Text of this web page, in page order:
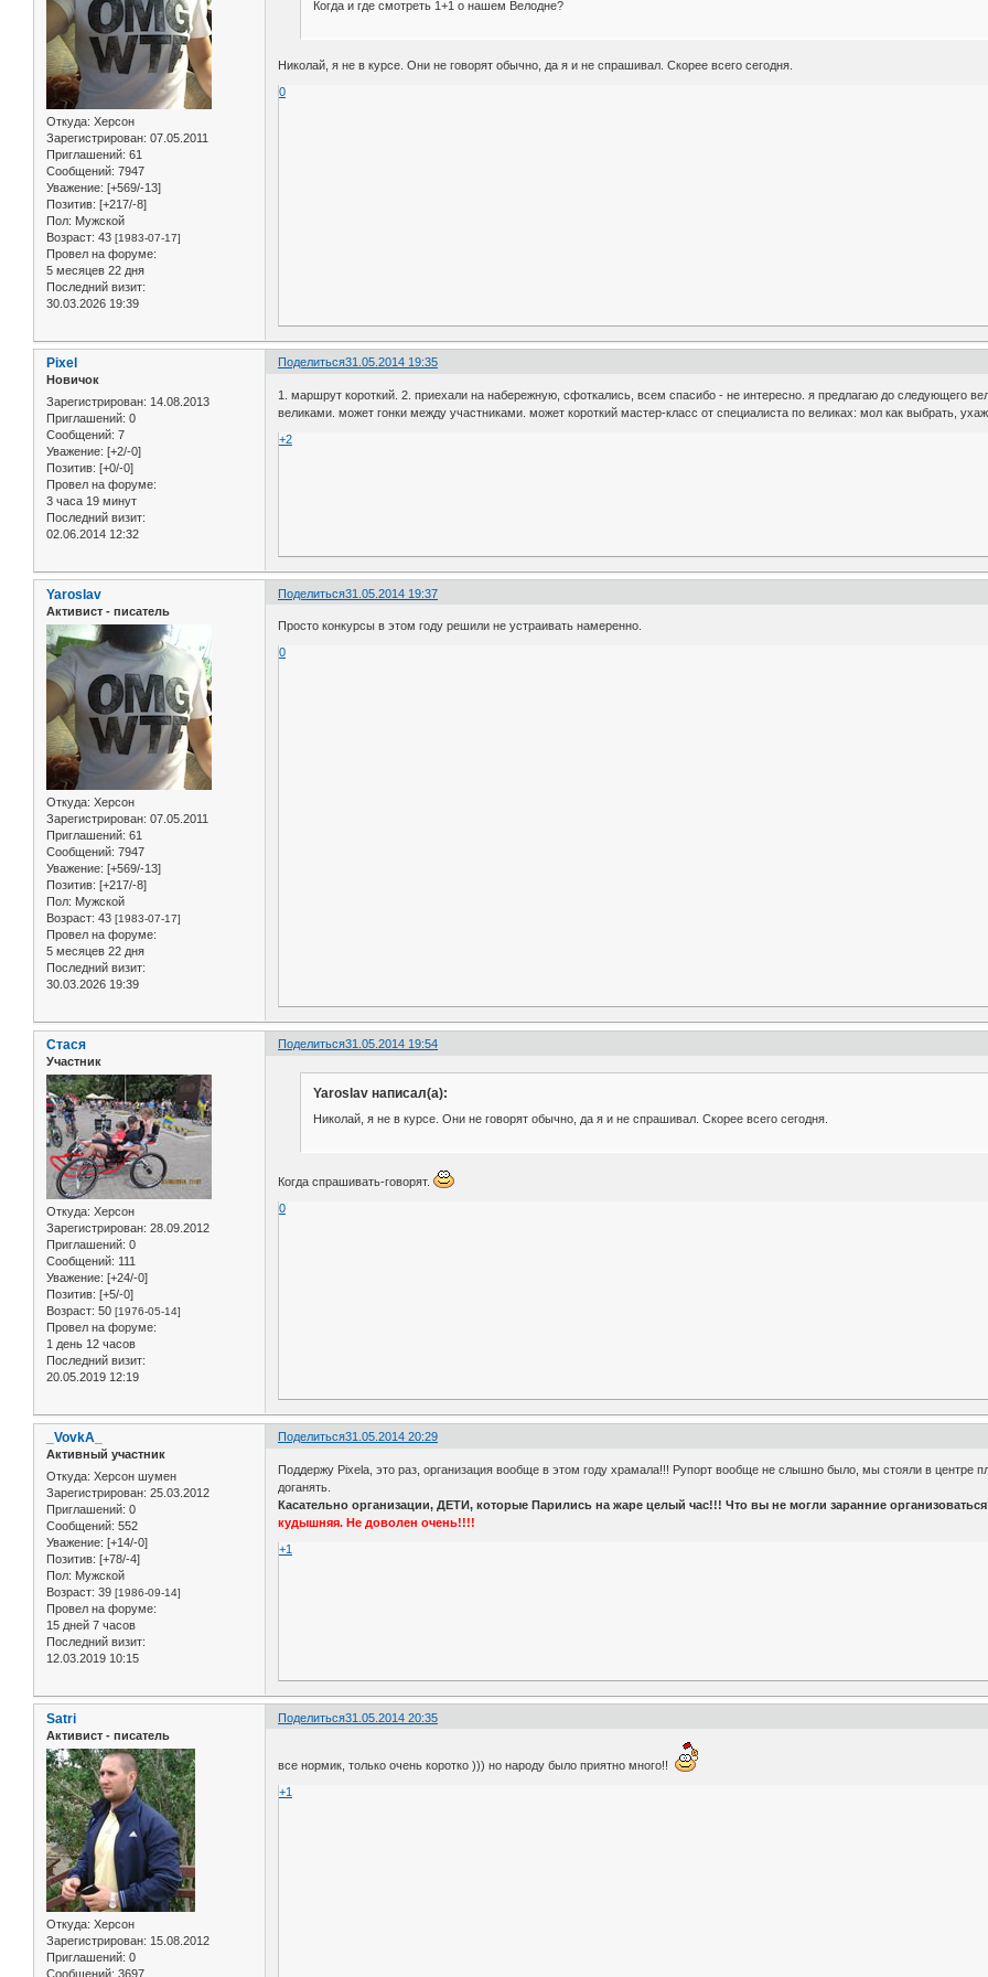
Откуда: Херсон
Зарегистрирован: 07.05.2011
Приглашений: 61
Сообщений: 7947
Уважение: [+569/-13]
Позитив: [+217/-8]
Пол: Мужской
Возраст: 43 [1983-07-17]
Провел на форуме:
5 месяцев 22 дня
Последний визит:
30.03.2026 19:39
Когда и где смотреть 1+1 о нашем Велодне?
Николай, я не в курсе. Они не говорят обычно, да я и не спрашивал. Скорее всего сегодня.
0
Поделиться31.05.2014 19:35
Pixel
Новичок
Зарегистрирован: 14.08.2013
Приглашений: 0
Сообщений: 7
Уважение: [+2/-0]
Позитив: [+0/-0]
Провел на форуме:
3 часа 19 минут
Последний визит:
02.06.2014 12:32
1. маршрут короткий. 2. приехали на набережную, сфоткались, всем спасибо - не интересно. я предлагаю до следующего
великами. может гонки между участниками. может короткий мастер-класс от специалиста по великах: мол как выбрать,
+2
Поделиться31.05.2014 19:37
Yaroslav
Активист - писатель
Откуда: Херсон
Зарегистрирован: 07.05.2011
Приглашений: 61
Сообщений: 7947
Уважение: [+569/-13]
Позитив: [+217/-8]
Пол: Мужской
Возраст: 43 [1983-07-17]
Провел на форуме:
5 месяцев 22 дня
Последний визит:
30.03.2026 19:39
Просто конкурсы в этом году решили не устраивать намеренно.
0
Поделиться31.05.2014 19:54
Стася
Участник
Откуда: Херсон
Зарегистрирован: 28.09.2012
Приглашений: 0
Сообщений: 111
Уважение: [+24/-0]
Позитив: [+5/-0]
Возраст: 50 [1976-05-14]
Провел на форуме:
1 день 12 часов
Последний визит:
20.05.2019 12:19
Yaroslav написал(а):
Николай, я не в курсе. Они не говорят обычно, да я и не спрашивал. Скорее всего сегодня.
Когда спрашивать-говорят.
0
Поделиться31.05.2014 20:29
_VovkA_
Активный участник
Откуда: Херсон шумен
Зарегистрирован: 25.03.2012
Приглашений: 0
Сообщений: 552
Уважение: [+14/-0]
Позитив: [+78/-4]
Пол: Мужской
Возраст: 39 [1986-09-14]
Провел на форуме:
15 дней 7 часов
Последний визит:
12.03.2019 10:15
Поддержу Pixelа, это раз, организация вообще в этом году храмала!!! Рупорт вообще не слышно было, мы стояли в центре
доганять.
Касательно организации, ДЕТИ, которые Парились на жаре целый час!!! Что вы не могли заранние
кудышняя. Не доволен очень!!!!
+1
Поделиться31.05.2014 20:35
Satri
Активист - писатель
Откуда: Херсон
Зарегистрирован: 15.08.2012
Приглашений: 0
Сообщений: 3697
все нормик, только очень коротко ))) но народу было приятно много!!
+1